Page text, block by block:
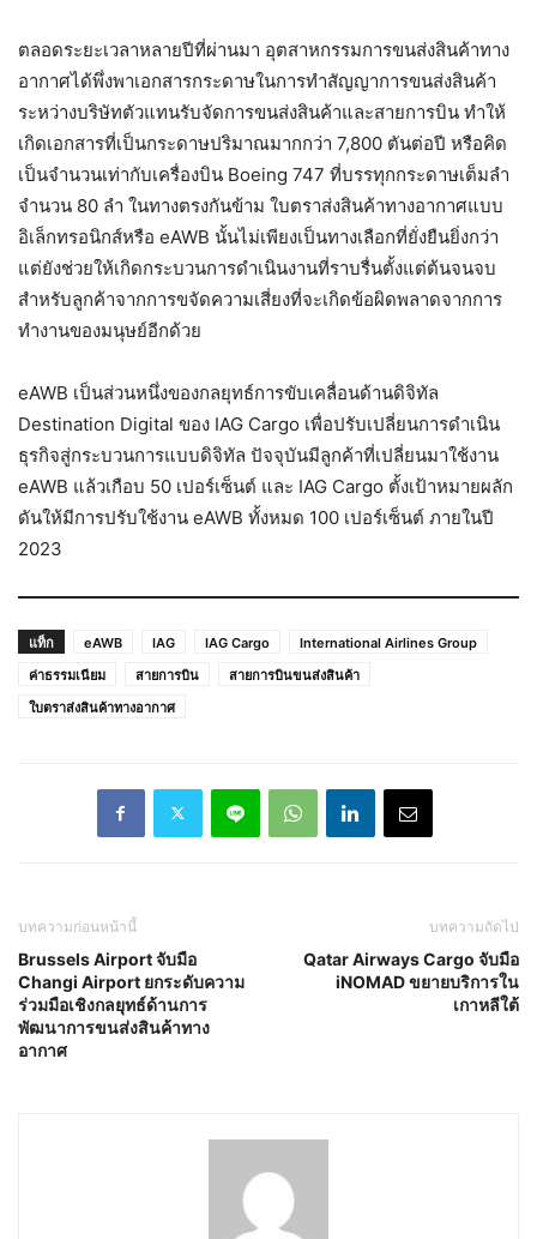
ตลอดระยะเวลาหลายปีที่ผ่านมา อุตสาหกรรมการขนส่งสินค้าทาง
อากาศได้พึ่งพาเอกสารกระดาษในการทำสัญญาการขนส่งสินค้า
ระหว่างบริษัทตัวแทนรับจัดการขนส่งสินค้าและสายการบิน ทำให้
เกิดเอกสารที่เป็นกระดาษปริมาณมากกว่า 7,800 ตันต่อปี หรือคิด
เป็นจำนวนเท่ากับเครื่องบิน Boeing 747 ที่บรรทุกกระดาษเต็มลำ
จำนวน 80 ลำ ในทางตรงกันข้าม ใบตราส่งสินค้าทางอากาศแบบ
อิเล็กทรอนิกส์หรือ eAWB นั้นไม่เพียงเป็นทางเลือกที่ยั่งยืนยิ่งกว่า
แต่ยังช่วยให้เกิดกระบวนการดำเนินงานที่ราบรื่นตั้งแต่ต้นจนจบ
สำหรับลูกค้าจากการขจัดความเสี่ยงที่จะเกิดข้อผิดพลาดจากการ
ทำงานของมนุษย์อีกด้วย
eAWB เป็นส่วนหนึ่งของกลยุทธ์การขับเคลื่อนด้านดิจิทัล
Destination Digital ของ IAG Cargo เพื่อปรับเปลี่ยนการดำเนิน
ธุรกิจสู่กระบวนการแบบดิจิทัล ปัจจุบันมีลูกค้าที่เปลี่ยนมาใช้งาน
eAWB แล้วเกือบ 50 เปอร์เซ็นต์ และ IAG Cargo ตั้งเป้าหมายผลัก
ดันให้มีการปรับใช้งาน eAWB ทั้งหมด 100 เปอร์เซ็นต์ ภายในปี
2023
แท็ก eAWB IAG IAG Cargo
International Airlines Group
ค่าธรรมเนียม
สายการบิน
สายการบินขนส่งสินค้า
ใบตราส่งสินค้าทางอากาศ
บทความก่อนหน้านี้
Brussels Airport จับมือ
Changi Airport ยกระดับความ
ร่วมมือเชิงกลยุทธ์ด้านการ
พัฒนาการขนส่งสินค้าทาง
อากาศ
บทความถัดไป
Qatar Airways Cargo จับมือ
iNOMAD ขยายบริการใน
เกาหลีใต้